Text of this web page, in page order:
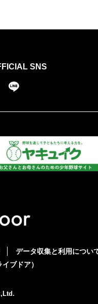
SNS
データ収集と利用につい
ブドア）